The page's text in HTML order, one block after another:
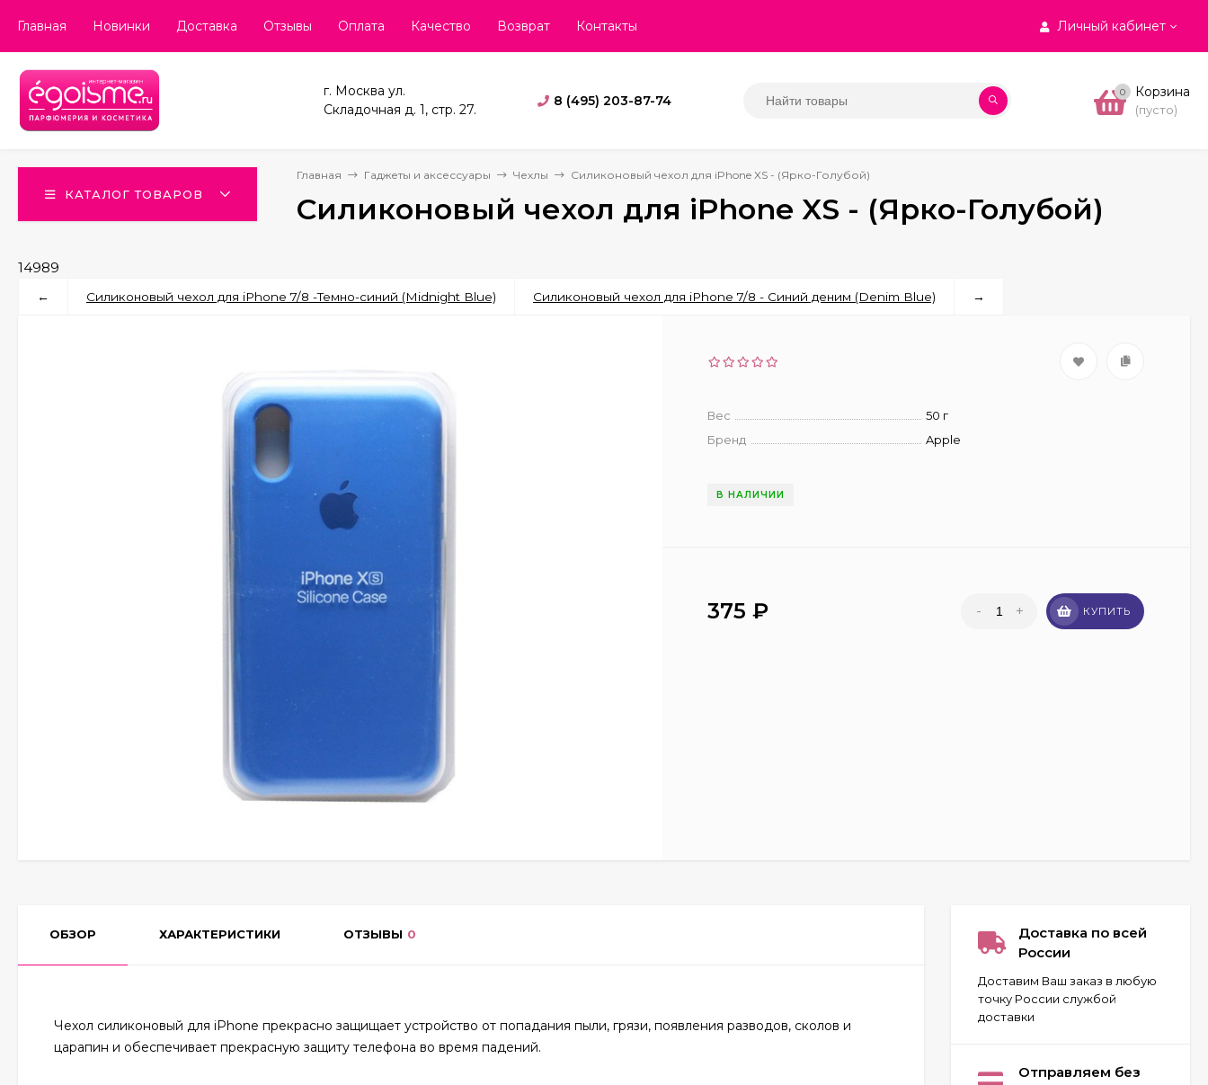
Личный кабинет
Главная Новинки Доставка Отзывы Оплата Качество Возврат Контакты
г. Москва ул.
Складочная д. 1, стр. 27.
8 (495) 203-87-74
0 Корзина
(пусто)
КАТАЛОГ ТОВАРОВ
Главная Гаджеты и аксессуары Чехлы Силиконовый чехол для iPhone XS - (Ярко-Голубой)
Силиконовый чехол для iPhone XS - (Ярко-Голубой)
14989
← Силиконовый чехол для iPhone 7/8 -Темно-синий (Midnight Blue) Силиконовый чехол для iPhone 7/8 - Синий деним (Denim Blue) →
Вес
50 г
Бренд
Apple
В НАЛИЧИИ
375₽ - + КУПИТЬ
ОБЗОР ХАРАКТЕРИСТИКИ ОТЗЫВЫ 0
Чехол силиконовый для iPhone прекрасно защищает устройство от попадания пыли, грязи, появления разводов, сколов и
царапин и обеспечивает прекрасную защиту телефона во время падений.
Доставка по всей
России
Доставим Ваш заказ в любую
точку России службой
доставки
Отправляем без
VIP for women 80 ml
ОАЭ